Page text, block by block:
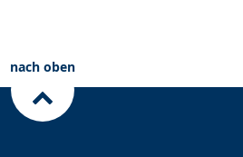
nach oben